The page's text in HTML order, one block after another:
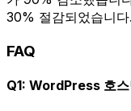
30% 절감되었습니다.
FAQ
Q1: WordPress 호